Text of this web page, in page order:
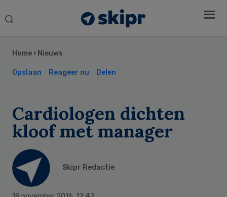
Search
Home › Nieuws
Opslaan Reageer nu Delen
Cardiologen dichten
kloof met manager
Skipr Redactie
Sidebar